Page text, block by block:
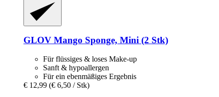
GLOV Mango Sponge, Mini (2 Stk)
Für flüssiges & loses Make-up
Sanft & hypoallergen
Für ein ebenmäßiges Ergebnis
€ 12,99 (€ 6,50 / Stk)